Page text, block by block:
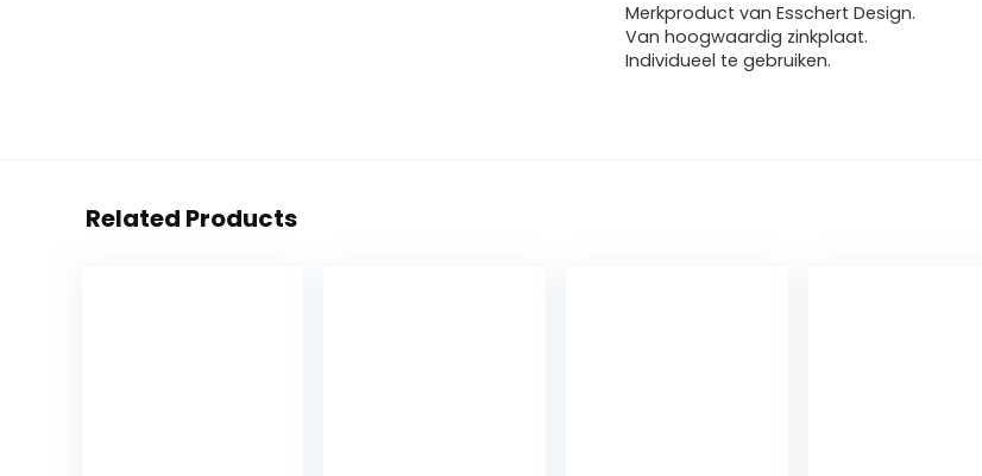
Merkproduct van Esschert Design.
Van hoogwaardig zinkplaat.
Individueel te gebruiken.
Related Products